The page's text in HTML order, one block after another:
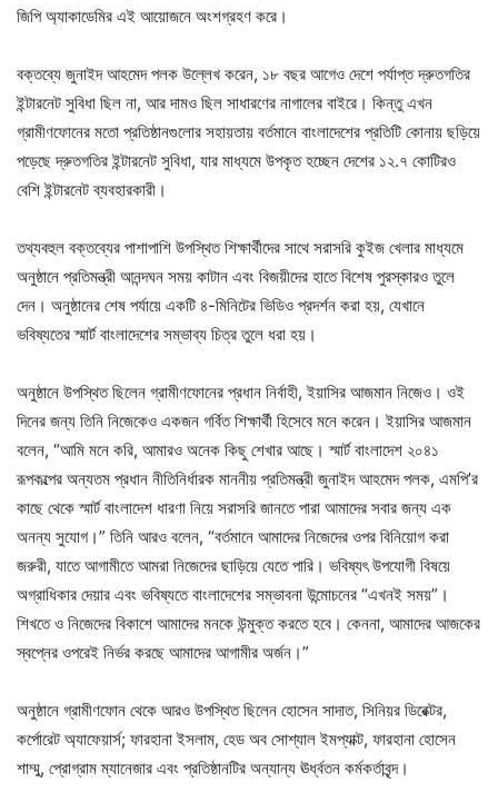
জিপি অ্যাকাডেমির এই আয়োজনে অংশগ্রহণ করে।
বক্তব্যে জুনাইদ আহমেদ পলক উল্লেখ করেন, ১৮ বছর আগেও দেশে পর্যাপ্ত দ্রুতগতির
ইন্টারনেট সুবিধা ছিল না, আর দামও ছিল সাধারণের নাগালের বাইরে। কিন্তু এখন
গ্রামীণফোনের মতো প্রতিষ্ঠানগুলোর সহায়তায় বর্তমানে বাংলাদেশের প্রতিটি কোনায় ছড়িয়ে
পড়েছে দ্রুতগতির ইন্টারনেট সুবিধা, যার মাধ্যমে উপকৃত হচ্ছেন দেশের ১২.৭ কোটিরও
বেশি ইন্টারনেট ব্যবহারকারী।
তথ্যবহুল বক্তব্যের পাশাপাশি উপস্থিত শিক্ষার্থীদের সাথে সরাসরি কুইজ খেলার মাধ্যমে
অনুষ্ঠানে প্রতিমন্ত্রী আনন্দঘন সময় কাটান এবং বিজয়ীদের হাতে বিশেষ পুরস্কারও তুলে
দেন। অনুষ্ঠানের শেষ পর্যায়ে একটি ৪-মিনিটের ভিডিও প্রদর্শন করা হয়, যেখানে
ভবিষ্যতের স্মার্ট বাংলাদেশের সম্ভাব্য চিত্র তুলে ধরা হয়।
অনুষ্ঠানে উপস্থিত ছিলেন গ্রামীণফোনের প্রধান নির্বাহী, ইয়াসির আজমান নিজেও। ওই
দিনের জন্য তিনি নিজেকেও একজন গর্বিত শিক্ষার্থী হিসেবে মনে করেন। ইয়াসির আজমান
বলেন, “আমি মনে করি, আমারও অনেক কিছু শেখার আছে। স্মার্ট বাংলাদেশ ২০৪১
রূপকল্পের অন্যতম প্রধান নীতিনির্ধারক মাননীয় প্রতিমন্ত্রী জুনাইদ আহমেদ পলক, এমপি’র
কাছে থেকে স্মার্ট বাংলাদেশ ধারণা নিয়ে সরাসরি জানতে পারা আমাদের সবার জন্য এক
অনন্য সুযোগ।” তিনি আরও বলেন, “বর্তমানে আমাদের নিজেদের ওপর বিনিয়োগ করা
জরুরী, যাতে আগামীতে আমরা নিজেদের ছাড়িয়ে যেতে পারি। ভবিষ্যৎ উপযোগী বিষয়ে
অগ্রাধিকার দেয়ার এবং ভবিষ্যতে বাংলাদেশের সম্ভাবনা উন্মোচনের “এখনই সময়”।
শিখতে ও নিজেদের বিকাশে আমাদের মনকে উন্মুক্ত করতে হবে। কেননা, আমাদের আজকের
স্বপ্নের ওপরেই নির্ভর করছে আমাদের আগামীর অর্জন।”
অনুষ্ঠানে গ্রামীণফোন থেকে আরও উপস্থিত ছিলেন হোসেন সাদাত, সিনিয়র ডিরেক্টর,
কর্পোরেট অ্যাফেয়ার্স; ফারহানা ইসলাম, হেড অব সোশ্যাল ইমপ্যাক্ট, ফারহানা হোসেন
শাম্মু, প্রোগ্রাম ম্যানেজার এবং প্রতিষ্ঠানটির অন্যান্য ঊর্ধ্বতন কর্মকর্তাবৃন্দ।